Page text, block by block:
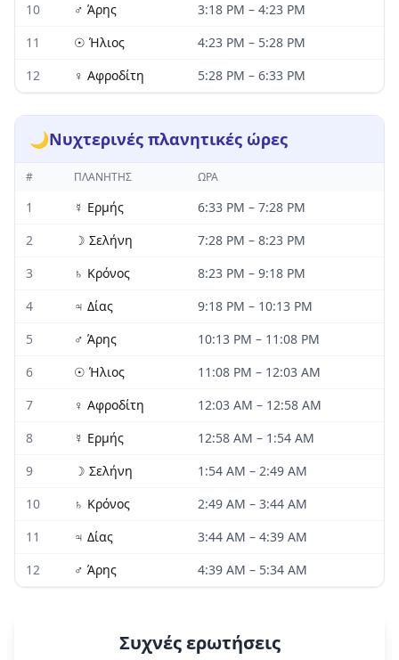
10
♂ Άρης 3:18 PM – 4:23 PM
11
☉ Ήλιος 4:23 PM – 5:28 PM
12
♀ Αφροδίτη 5:28 PM – 6:33 PM
🌙Νυχτερινές πλανητικές ώρες
# ΠΛΑΝΉΤΗΣ ΏΡΑ
1 ☿ Ερμής 6:33 PM – 7:28 PM
2
☽ Σελήνη 7:28 PM – 8:23 PM
3
♄ Κρόνος 8:23 PM – 9:18 PM
4
♃ Δίας 9:18 PM – 10:13 PM
5
♂ Άρης 10:13 PM – 11:08 PM
6
☉ Ήλιος 11:08 PM – 12:03 AM
7
♀ Αφροδίτη 12:03 AM – 12:58 AM
8
☿ Ερμής 12:58 AM – 1:54 AM
9
☽ Σελήνη 1:54 AM – 2:49 AM
10
♄ Κρόνος 2:49 AM – 3:44 AM
11
♃ Δίας 3:44 AM – 4:39 AM
12
♂ Άρης 4:39 AM – 5:34 AM
Συχνές ερωτήσεις